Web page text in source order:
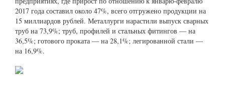
2017 года составил около 47%, всего отгружено продукции на
15 миллиардов рублей. Металлурги нарастили выпуск сварных
труб на 73,9%; труб, профилей и стальных фитингов — на
36,5%; готового проката — на 28,1%; легированной стали —
на 16,9%.